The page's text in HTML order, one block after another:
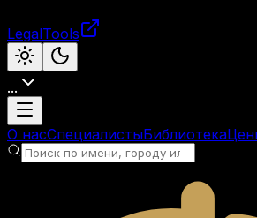
LegalTools
...
Загрузка аккаунта
О насСпециалистыБиблиотека